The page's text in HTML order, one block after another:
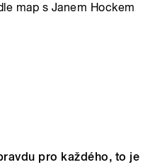
map s Janem Hockem
pro každého, to je